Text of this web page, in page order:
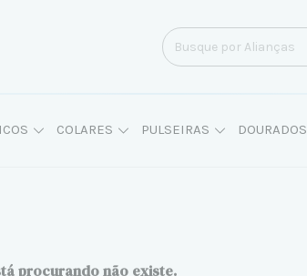
COLARES PULSEIRAS DOURADOS
procurando não existe.